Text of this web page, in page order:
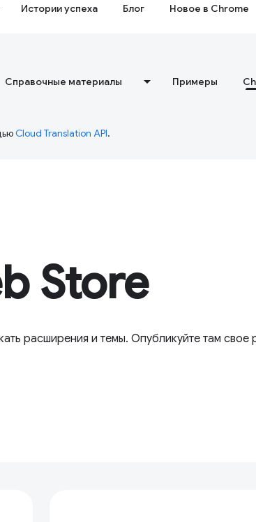
Истории успеха Блог Новое в Chrome
Справочные материалы Примеры
Cloud Translation API.
Store
расширения и темы. Опубликуйте там